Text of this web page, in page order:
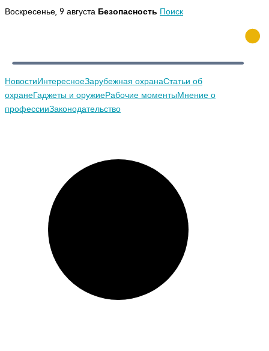
Перейти
Воскресенье, 9 августа Безопасность Поиск
НовостиИнтересноеЗарубежная охранаСтатьи об
охранеГаджеты и оружиеРабочие моментыМнение о
профессииЗаконодательство